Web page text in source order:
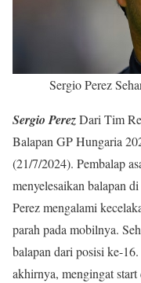
Sergio Perez
Sergio PerezDari Tim
Balapan GP Hungaria
(21/7/2024). Pembalap
menyelesaikan balapan
Perez mengalami
parah pada mobilnya.
balapan dari posisi ke-
akhirnya, mengingat